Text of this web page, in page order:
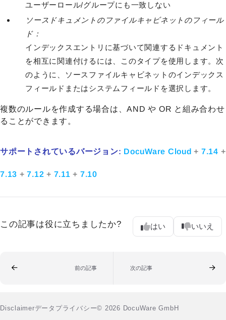
ユーザーロール/グループにも一致しない
ソースドキュメントのファイルキャビネットのフィール
ド：
インデックスエントリに基づいて関連するドキュメント
を相互に関連付けるには、このタイプを使用します。次
のように、ソースファイルキャビネットのインデックス
フィールドまたはシステムフィールドを選択します。
複数のルールを作成する場合は、AND や OR と組み合わせ
ることができます。
サポートされているバージョン: DocuWare Cloud+ 7.14 +
7.13 +7.12 + 7.11+ 7.10
この記事は役に立ちましたか? はい いいえ
前の記事 次の記事
Disclaimerデータプライバシー© 2026 DocuWare GmbH